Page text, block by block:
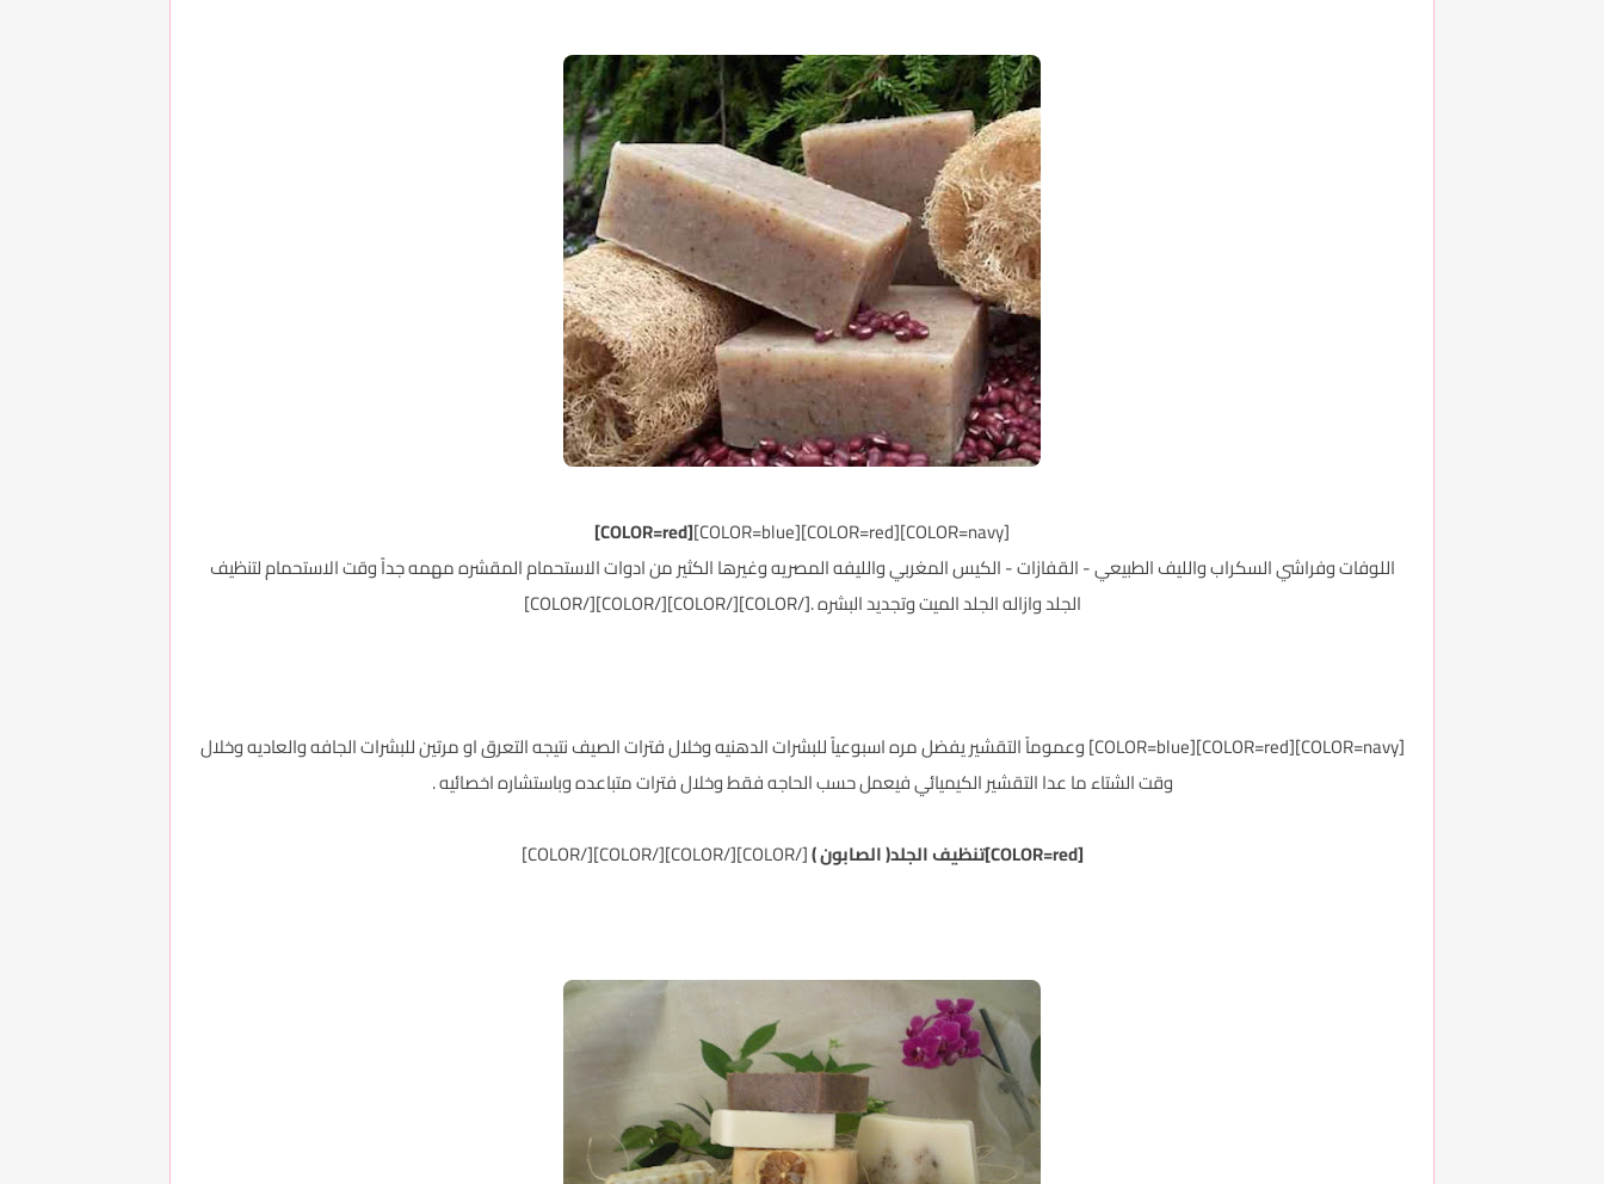
[COLOR=navy][COLOR=red][COLOR=blue]
[COLOR=red]
اللوفات وفراشي السكراب والليف الطبيعي - القفازات - الكيس المغربي والليفه المصريه وغيرها الكثير من ادوات الاستحمام المقشره مهمه جداً وقت الاستحمام لتنظيف
الجلد وازاله الجلد الميت وتجديد البشره .[/COLOR][/COLOR][/COLOR][/COLOR]
[COLOR=navy][COLOR=red][COLOR=blue] وعموماً التقشير يفضل مره اسبوعياً للبشرات الدهنيه وخلال فترات الصيف نتيجه التعرق او مرتين للبشرات الجافه والعاديه وخلال
وقت الشتاء ما عدا التقشير الكيميائي فيعمل حسب الحاجه فقط وخلال فترات متباعده وباستشاره اخصائيه .
[COLOR=red]تنظيف الجلد( الصابون )
[/COLOR][/COLOR][/COLOR][/COLOR]